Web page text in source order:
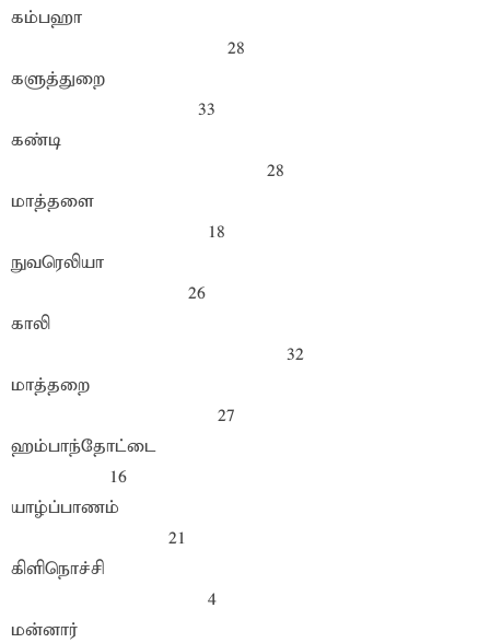
கம்பஹா
28
களுத்துறை
33
கண்டி
28
மாத்தளை
18
நுவரெலியா
26
காலி
32
மாத்தறை
27
ஹம்பாந்தோட்டை
16
யாழ்ப்பாணம்
21
கிளிநொச்சி
4
மன்னார்